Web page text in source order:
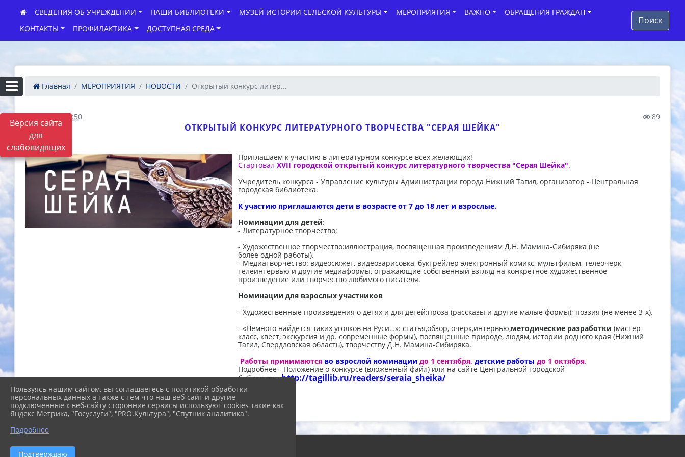
Версия сайта
для
слабовидящих
СВЕДЕНИЯ ОБ УЧРЕЖДЕНИИ НАШИ БИБЛИОТЕКИ МУЗЕЙ ИСТОРИИ СЕЛЬСКОЙ КУЛЬТУРЫ МЕРОПРИЯТИЯ ВАЖНО
ОБРАЩЕНИЯ ГРАЖДАН
КОНТАКТЫ
ПРОФИЛАКТИКА ДОСТУПНАЯ СРЕДА
Поиск
Главная МЕРОПРИЯТИЯ НОВОСТИ Открытый конкурс литер...
06.04.2022 08:50 89
ОТКРЫТЫЙ КОНКУРС ЛИТЕРАТУРНОГО ТВОРЧЕСТВА "СЕРАЯ ШЕЙКА"
Приглашаем к участию в литературном конкурсе всех желающих!
СтартовалXVII городской открытый конкурс литературного творчества "Серая Шейка".
Учредитель конкурса - Управление культуры Администрации города Нижний Тагил, организатор - Центральная
городская библиотека.
К участию приглашаются дети в возрасте от 7 до 18 лет и взрослые.
Номинации для детей:
- Литературное творчество;
- Художественное творчество:иллюстрация, посвященная произведениям Д.Н. Мамина-Сибиряка (не
более одной работы).
- Медиатворчество: видеосюжет, видеозарисовка, буктрейлер электронный комикс, мультфильм, телеочерк,
телеинтервью и другие медиаформы, отражающие собственный взгляд на конкретное художественное
произведение или творчество любимого писателя.
Номинации для взрослых участников
- Художественные произведения о детях и для детей:проза (рассказы и другие малые формы); поэзия (не менее 3-х).
- «Немного найдется таких уголков на Руси…»: статья,обзор, очерк,интервью,методические разработки (мастер-
класс, квест, экскурсия и др. современные формы), посвященные природе, людям, истории родного края (Нижний
Тагил, Свердловская область), творчеству Д.Н. Мамина-Сибиряка.
Работы принимаются во взрослой номинации до 1 сентября,детские работы до 1 октября.
Подробнее - Положение о конкурсе (вложенный файл) или на сайте Центральной городской
библиотекиhttp://tagillib.ru/readers/seraia_sheika/
Пользуясь нашим сайтом, вы соглашаетесь с политикой обработки
персональных данных а также с тем что наш веб-сайт и другие
подключенные к веб-сайту сторонние сервисы используют cookies такие как
Яндекс Метрика, "Госуслуги", "PRO.Культура", "Спутник аналитика".
Подробнее
Подтверждаю